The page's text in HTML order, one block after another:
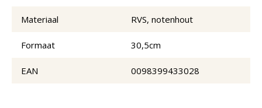
Materiaal RVS, notenhout
Formaat 30,5cm
EAN 0098399433028